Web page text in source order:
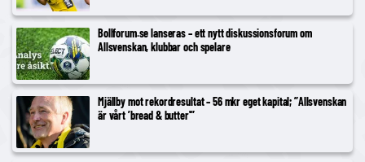
Bollforum.se lanseras – ett nytt diskussionsforum om
Allsvenskan, klubbar och spelare
Mjällby mot rekordresultat – 56 mkr eget kapital; ”Allsvenskan
är vårt ’bread & butter'”